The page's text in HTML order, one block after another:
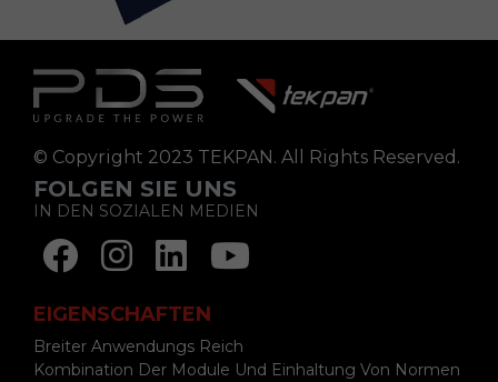
© Copyright 2023 TEKPAN. All Rights Reserved.
FOLGEN SIE UNS
IN DEN SOZIALEN MEDIEN
EIGENSCHAFTEN
Breiter Anwendungs Reich
Kombination Der Module Und Einhaltung Von Normen